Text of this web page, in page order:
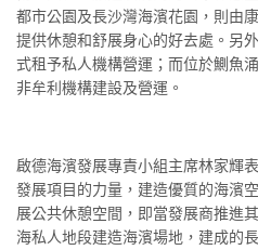
都市公園及長沙灣海濱花園，則由
提供休憩和舒展身心的好去處。另
式租予私人機構營運；而位於鰂魚
非牟利機構建設及營運。
啟德海濱發展專責小組主席林家輝
發展項目的力量，建造優質的海濱
展公共休憩空間，即當發展商推進
海私人地段建造海濱場地，建成的